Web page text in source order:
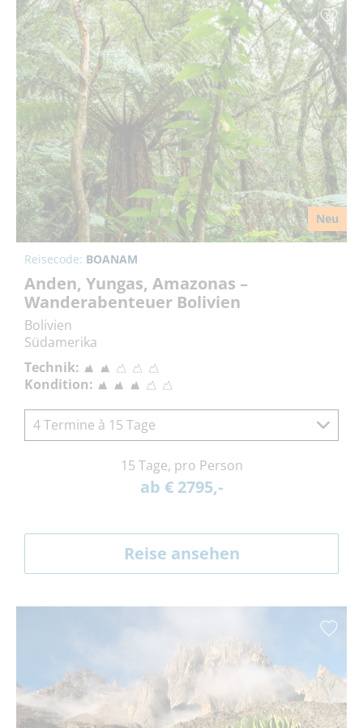
Neu
Reisecode: BOANAM
Anden, Yungas, Amazonas –
Wanderabenteuer Bolivien
Bolivien
Südamerika
Technik:
Kondition:
4 Termine à 15 Tage
15 Tage, pro Person
ab € 2795,-
Reise ansehen